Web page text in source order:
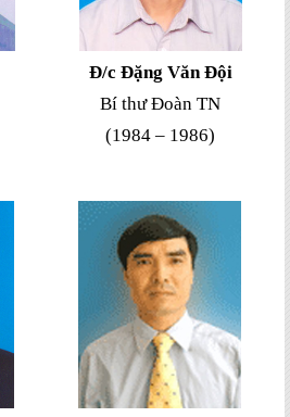
Đ/c Đặng Văn Đội
Bí thư Đoàn TN
(1984 – 1986)